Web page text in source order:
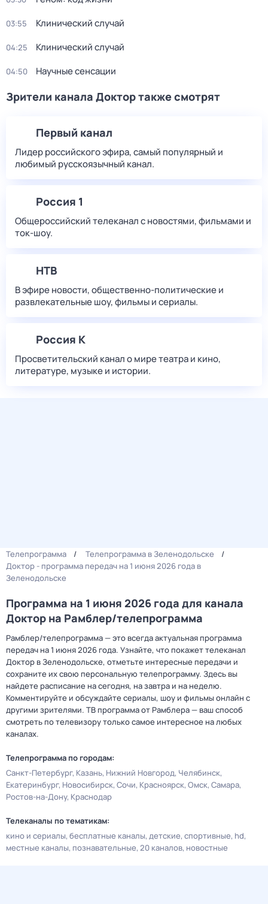
03:55 Клинический случай
04:25 Клинический случай
04:50 Научные сенсации
Зрители канала Доктор также смотрят
Первый канал
Лидер российского эфира, самый популярный и
любимый русскоязычный канал.
Россия 1
Общероссийский телеканал с новостями, фильмами и
ток-шоу.
НТВ
В эфире новости, общественно-политические и
развлекательные шоу, фильмы и сериалы.
Россия К
Просветительский канал о мире театра и кино,
литературе, музыке и истории.
Телепрограмма
Телепрограмма в Зеленодольске
Доктор - программа передач на 1 июня 2026 года в
Зеленодольске
Программа на 1 июня 2026 года для канала
Доктор на Рамблер/телепрограмма
Рамблер/телепрограмма — это всегда актуальная программа
передач на 1 июня 2026 года. Узнайте, что покажет телеканал
Доктор в Зеленодольске, отметьте интересные передачи и
сохраните их свою персональную телепрограмму. Здесь вы
найдете расписание на сегодня, на завтра и на неделю.
Комментируйте и обсуждайте сериалы, шоу и фильмы онлайн с
другими зрителями. ТВ программа от Рамблера — ваш способ
смотреть по телевизору только самое интересное на любых
каналах.
Телепрограмма по городам:
Санкт-Петербург Казань Нижний Новгород Челябинск
Екатеринбург Новосибирск Сочи Красноярск Омск Самара
Ростов-на-Дону Краснодар
Телеканалы по тематикам:
кино и сериалы бесплатные каналы детские спортивные hd
местные каналы познавательные 20 каналов новостные